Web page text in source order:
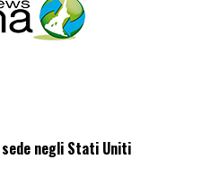
sede negli Stati Uniti